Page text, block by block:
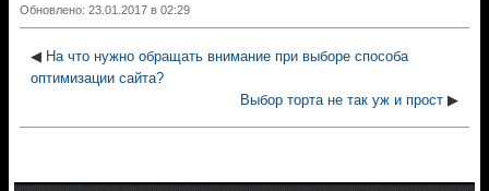
Обновлено: 23.01.2017 в 02:29
◀ На что нужно обращать внимание при выборе способа
оптимизации сайта?
Выбор торта не так уж и прост ▶